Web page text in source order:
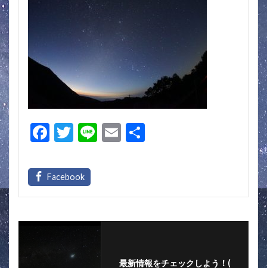
F
e
b
o
T
itt
er
Li E
最新情報をチェックしよう！(